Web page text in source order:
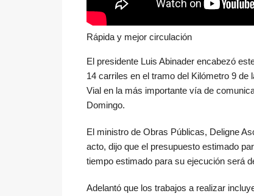
Rápida y mejor circulación
El presidente Luis Abinader encabezó
14 carriles en el tramo del Kilómetro 9
Vial en la más importante vía de
Domingo.
El ministro de Obras Públicas, Deligne
acto, dijo que el presupuesto estimado
tiempo estimado para su ejecución será
Adelantó que los trabajos a realizar